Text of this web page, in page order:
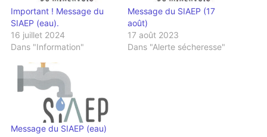
Important ! Message du
SIAEP (eau).
16 juillet 2024
Dans "Information"
Message du SIAEP (17
août)
17 août 2023
Dans "Alerte sécheresse"
Message du SIAEP (eau)